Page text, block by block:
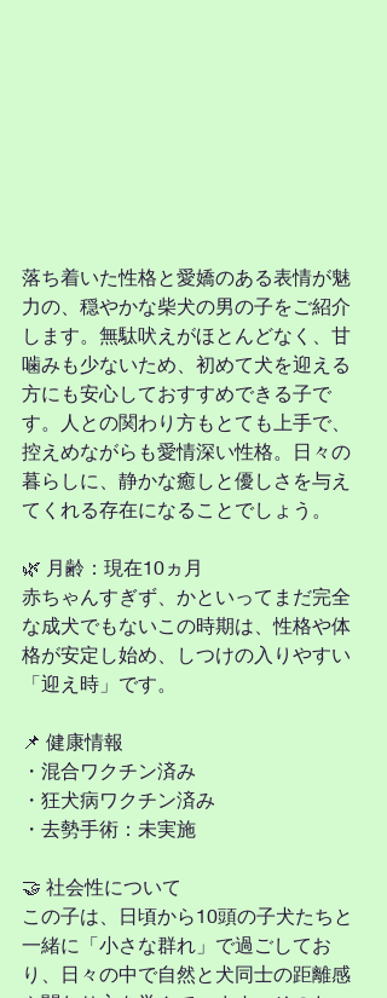
落ち着いた性格と愛嬌のある表情が魅
力の、穏やかな柴犬の男の子をご紹介
します。無駄吠えがほとんどなく、甘
噛みも少ないため、初めて犬を迎える
方にも安心しておすすめできる子で
す。人との関わり方もとても上手で、
控えめながらも愛情深い性格。日々の
暮らしに、静かな癒しと優しさを与え
てくれる存在になることでしょう。
🌿 月齢：現在10ヵ月
赤ちゃんすぎず、かといってまだ完全
な成犬でもないこの時期は、性格や体
格が安定し始め、しつけの入りやすい
「迎え時」です。
📌 健康情報
・混合ワクチン済み
・狂犬病ワクチン済み
・去勢手術：未実施
🤝 社会性について
この子は、日頃から10頭の子犬たちと
一緒に「小さな群れ」で過ごしてお
り、日々の中で自然と犬同士の距離感